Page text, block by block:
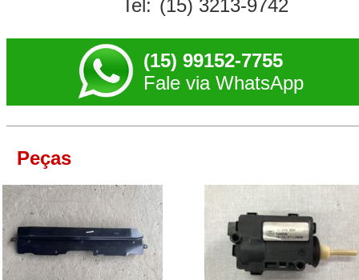
Tel: (15) 3213-9742
(15) 99152-7755
Fale via WhatsApp
Peças